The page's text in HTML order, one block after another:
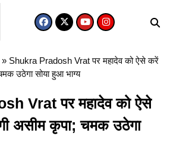
» Shukra Pradosh Vrat पर महादेव को ऐसे करें
उठेगा सोया हुआ भाग्य
Vrat पर महादेव को ऐसे
असीम कृपा; चमक उठेगा